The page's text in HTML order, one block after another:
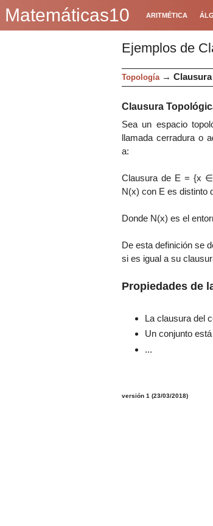
Matemáticas10 ARITMÉTICA
Ejemplos de
Topología → Clausura
Clausura
Sea un espacio
llamada cerradura o
a:
Clausura de E = {x ∈
N(x) con E es distinto
Donde N(x) es el
De esta definición se
si es igual a su
Propiedades de
La clausura del
Un conjunto
...
versión 1 (23/03/2018)